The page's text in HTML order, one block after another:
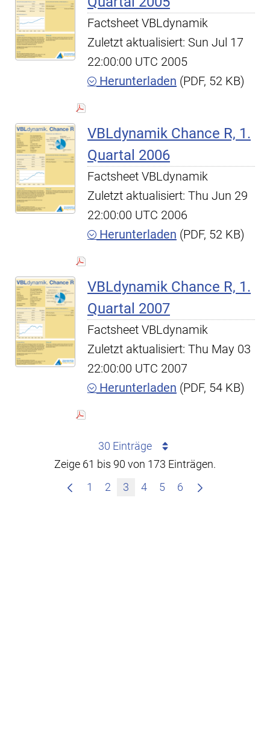
Factsheet VBLdynamik
Zuletzt aktualisiert: Sun Jul 17
22:00:00 UTC 2005
Herunterladen (PDF, 52 KB)
VBLdynamik Chance R, 1.
Quartal 2006
Factsheet VBLdynamik
Zuletzt aktualisiert: Thu Jun 29
22:00:00 UTC 2006
Herunterladen (PDF, 52 KB)
VBLdynamik Chance R, 1.
Quartal 2007
Factsheet VBLdynamik
Zuletzt aktualisiert: Thu May 03
22:00:00 UTC 2007
Herunterladen (PDF, 54 KB)
30 Einträge
Zeige 61 bis 90 von 173 Einträgen.
1
2 3 4 5 6